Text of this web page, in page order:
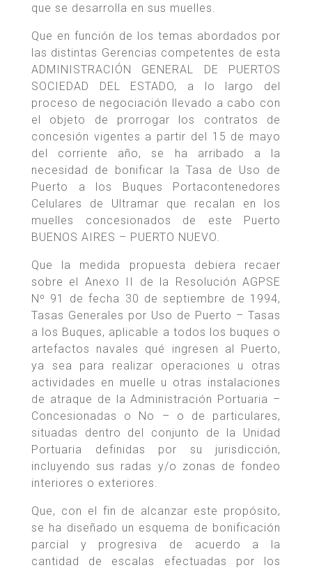
que se desarrolla en sus muelles.
Que en función de los temas abordados por
las distintas Gerencias competentes de esta
ADMINISTRACIÓN GENERAL DE PUERTOS
SOCIEDAD DEL ESTADO, a lo largo del
proceso de negociación llevado a cabo con
el objeto de prorrogar los contratos de
concesión vigentes a partir del 15 de mayo
del corriente año, se ha arribado a la
necesidad de bonificar la Tasa de Uso de
Puerto a los Buques Portacontenedores
Celulares de Ultramar que recalan en los
muelles concesionados de este Puerto
BUENOS AIRES – PUERTO NUEVO.
Que la medida propuesta debiera recaer
sobre el Anexo II de la Resolución AGPSE
Nº 91 de fecha 30 de septiembre de 1994,
Tasas Generales por Uso de Puerto – Tasas
a los Buques, aplicable a todos los buques o
artefactos navales qué ingresen al Puerto,
ya sea para realizar operaciones u otras
actividades en muelle u otras instalaciones
de atraque de la Administración Portuaria –
Concesionadas o No – o de particulares,
situadas dentro del conjunto de la Unidad
Portuaria definidas por su jurisdicción,
incluyendo sus radas y/o zonas de fondeo
interiores o exteriores.
Que, con el fin de alcanzar este propósito,
se ha diseñado un esquema de bonificación
parcial y progresiva de acuerdo a la
cantidad de escalas efectuadas por los